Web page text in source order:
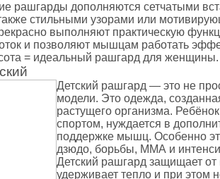
рашгарды дополняются сетчатыми
стильными узорами или
выполняют практическую
и позволяют мышцам работать
= идеальный рашгард для женщины.
Детский рашгард — это не
модели. Это одежда,
растущего организма.
спортом, нуждается в
поддержке мышц. Особенно
дзюдо, борьбы, ММА и
Детский рашгард защищает
удерживает тепло и при этом